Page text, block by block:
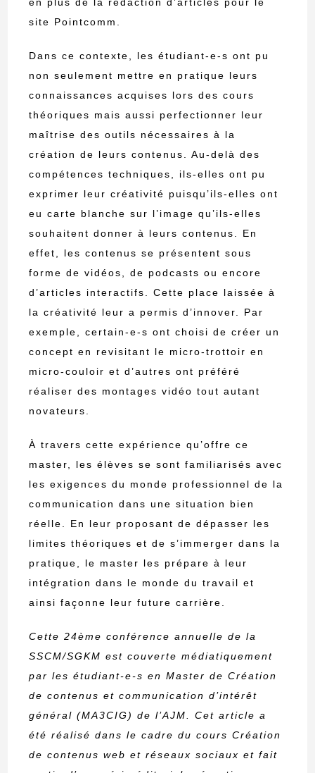
en plus de la rédaction d’articles pour le
site Pointcomm.
Dans ce contexte, les étudiant-e-s ont pu
non seulement mettre en pratique leurs
connaissances acquises lors des cours
théoriques mais aussi perfectionner leur
maîtrise des outils nécessaires à la
création de leurs contenus. Au-delà des
compétences techniques, ils-elles ont pu
exprimer leur créativité puisqu’ils-elles ont
eu carte blanche sur l’image qu’ils-elles
souhaitent donner à leurs contenus. En
effet, les contenus se présentent sous
forme de vidéos, de podcasts ou encore
d’articles interactifs. Cette place laissée à
la créativité leur a permis d’innover. Par
exemple, certain-e-s ont choisi de créer un
concept en revisitant le micro-trottoir en
micro-couloir et d’autres ont préféré
réaliser des montages vidéo tout autant
novateurs.
À travers cette expérience qu’offre ce
master, les élèves se sont familiarisés avec
les exigences du monde professionnel de la
communication dans une situation bien
réelle. En leur proposant de dépasser les
limites théoriques et de s’immerger dans la
pratique, le master les prépare à leur
intégration dans le monde du travail et
ainsi façonne leur future carrière.
Cette 24ème conférence annuelle de la
SSCM/SGKM est couverte médiatiquement
par les étudiant-e-s en Master de Création
de contenus et communication d’intérêt
général (MA3CIG) de l’AJM. Cet article a
été réalisé dans le cadre du cours Création
de contenus web et réseaux sociaux et fait